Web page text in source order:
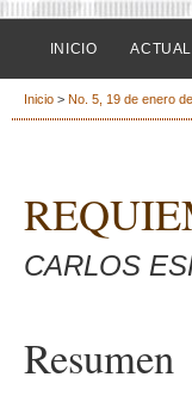
INICIO ACTUAL
Inicio > No. 5, 19 de enero
CARLOS
Resumen